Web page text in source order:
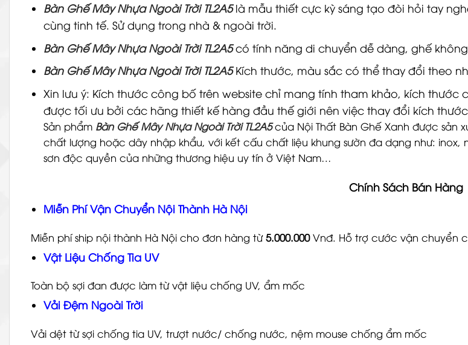
Bàn Ghế Mây Nhựa Ngoài Trời TL2A5là mẫu thiết cực kỳ sáng tạo đòi hỏi tay
cùng tinh tế. Sử dụng trong nhà & ngoài trời.
Bàn Ghế Mây Nhựa Ngoài Trời TL2A5có tính năng di chuyển dễ dàng, ghế
Bàn Ghế Mây Nhựa Ngoài Trời TL2A5Kích thước, màu sắc có thể thay đổi theo
Xin lưu ý: Kích thước công bố trên website chỉ mang tính tham khảo, kích thước
được tối ưu bởi các hãng thiết kế hàng đầu thế giới nên việc thay đổi kích
Sản phẩm Bàn Ghế Mây Nhựa Ngoài Trời TL2A5của Nội Thất Bàn Ghế Xanh được sản
chất lượng hoặc dây nhập khẩu, với kết cấu chất liệu khung sườn đa dạng như:
sơn độc quyền của những thương hiệu uy tín ở Việt Nam…
Chính Sách Bán Hàng
Miễn Phí Vận Chuyển Nội Thành Hà Nội
Miễn phí ship nội thành Hà Nội cho đơn hàng từ5.000.000Vnđ. Hỗ trợ cước vận chuyển
Vật Liệu Chống Tia UV
Toàn bộ sợi đan được làm từ vật liệu chống UV, ẩm mốc
Vải Đệm Ngoài Trời
Vải dệt từ sợi chống tia UV, trượt nước/ chống nước, nệm mouse chống ẩm mốc